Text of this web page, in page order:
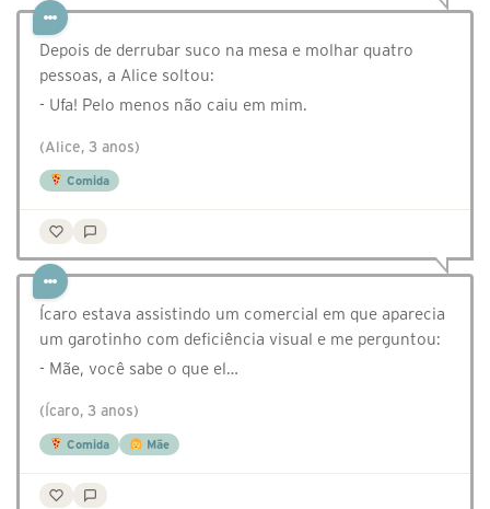
Depois de derrubar suco na mesa e molhar quatro
pessoas, a Alice soltou:
- Ufa! Pelo menos não caiu em mim.
(Alice, 3 anos)
Comida
Ícaro estava assistindo um comercial em que aparecia
um garotinho com deficiência visual e me perguntou:
- Mãe, você sabe o que el…
(Ícaro, 3 anos)
Comida Mãe